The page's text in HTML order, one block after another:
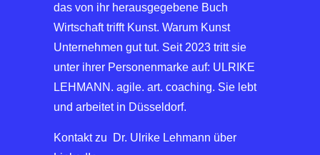
das von ihr herausgegebene Buch
Wirtschaft trifft Kunst. Warum Kunst
Unternehmen gut tut. Seit 2023 tritt sie
unter ihrer Personenmarke auf: ULRIKE
LEHMANN. agile. art. coaching. Sie lebt
und arbeitet in Düsseldorf.
Kontakt zu Dr. Ulrike Lehmann über